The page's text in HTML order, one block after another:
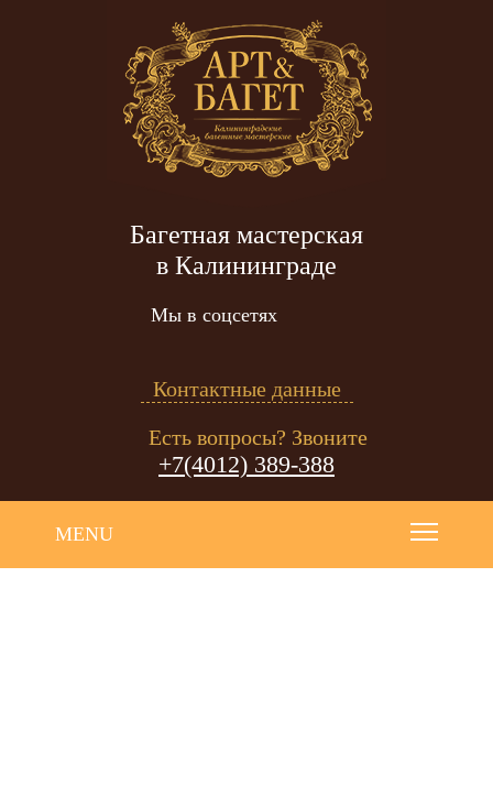
Багетная мастерская
в Калининграде
Мы в соцсетях
Контактные данные
Есть вопросы? Звоните
+7(4012) 389-388
MENU